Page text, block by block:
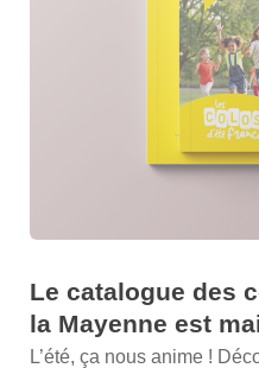
Le catalogue des
la Mayenne est
L’été, ça nous anime !